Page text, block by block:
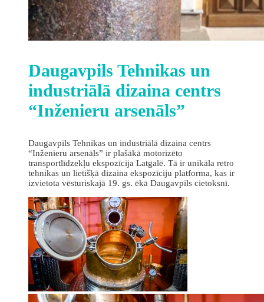
Daugavpils Tehnikas un
industriālā dizaina centrs
“Inženieru arsenāls”
Daugavpils Tehnikas un industriālā dizaina centrs
“Inženieru arsenāls” ir plašākā motorizēto
transportlīdzekļu ekspozīcija Latgalē. Tā ir unikāla retro
tehnikas un lietišķā dizaina ekspozīciju platforma, kas ir
izvietota vēsturiskajā 19. gs. ēkā Daugavpils cietoksnī.